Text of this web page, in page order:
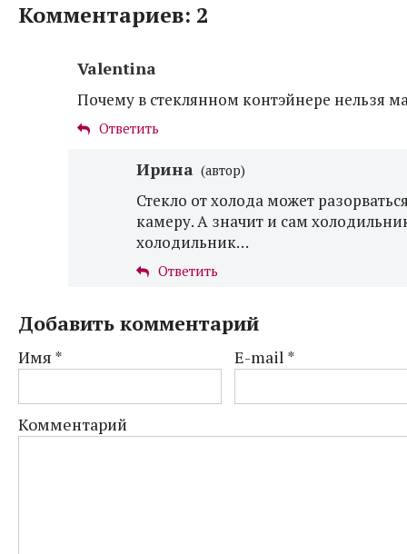
Комментариев: 2
Valentina
Почему в стеклянном контэйнере нельзя
Ответить
Ирина (автор)
Стекло от холода может
камеру. А значит и сам
холодильник…
Ответить
Добавить комментарий
Имя * E-mail *
Комментарий